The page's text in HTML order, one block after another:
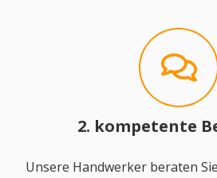
2. kompetente
Unsere Handwerker beraten